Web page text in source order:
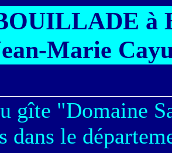
à
Marie
gîte "Domaine
dans le